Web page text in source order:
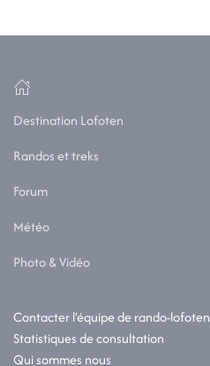
Destination Lofoten
Randos et treks
Forum
Météo
Photo & Vidéo
Contacter l'équipe de rando-lofoten
Statistiques de consultation
Qui sommes nous